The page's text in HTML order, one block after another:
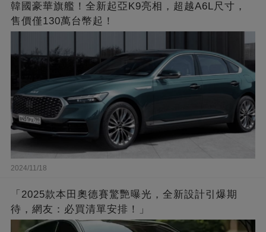
韓國豪華旗艦！全新起亞K9亮相，超越A6L尺寸，
售價僅130萬台幣起！
2024/11/18
「2025款本田奧德賽驚艷曝光，全新設計引爆期
待，網友：必買清單安排！」